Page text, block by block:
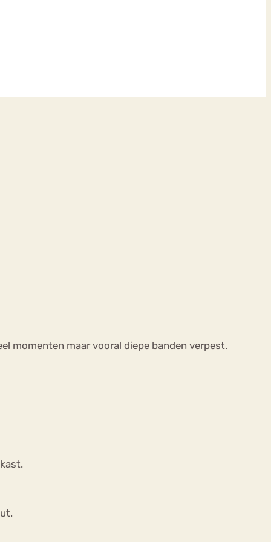
momenten maar vooral diepe banden verpest.